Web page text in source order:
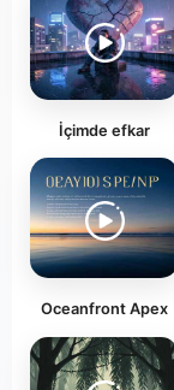
İçimde efkar
Oceanfront Apex